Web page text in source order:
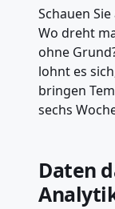
Schauen
Wo dreht
ohne
lohnt es
bringen
sechs
Daten